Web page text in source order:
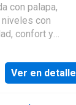
con palapa,
confort y
diseñada
Ver en detalle